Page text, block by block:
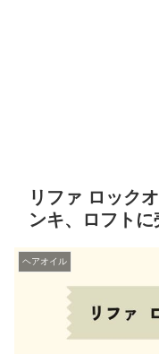
リファ ロック
ンキ、ロフトに
ヘアオイル